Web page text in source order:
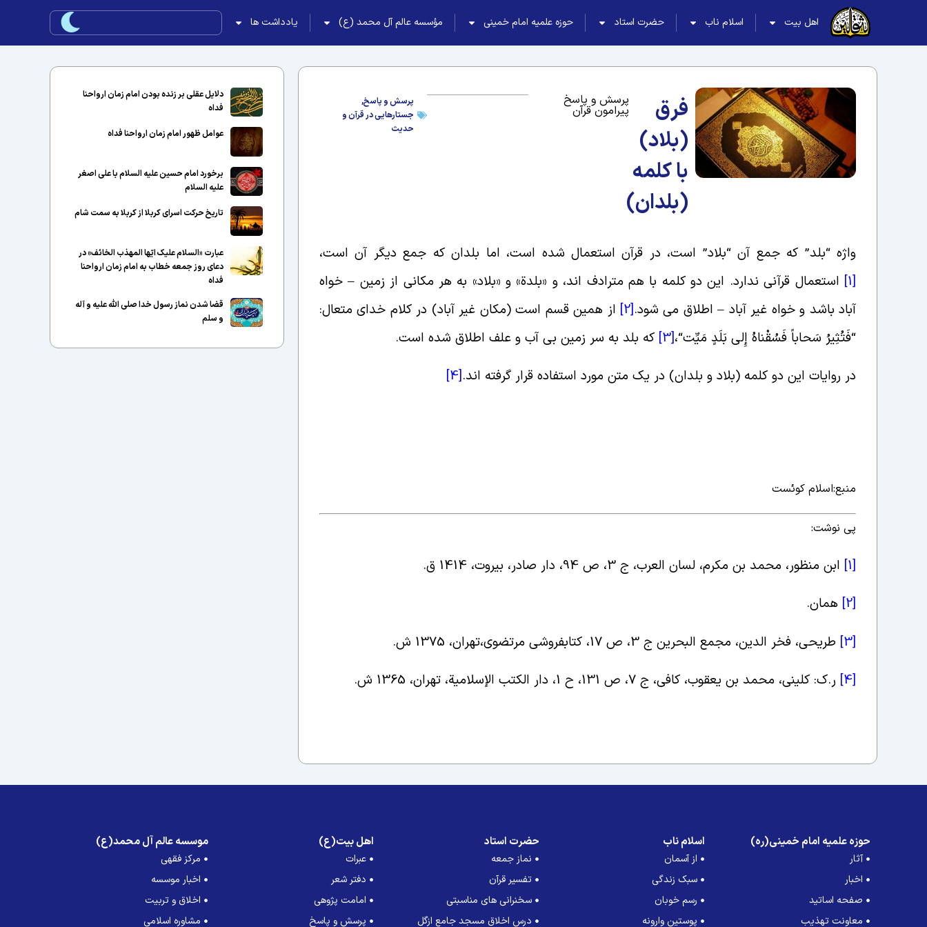
اهل بیت اسلام ناب حضرت استاد حوزه علمیه امام خمینی مؤسسه عالم آل محمد (ع) یادداشت ها
فرق
(بلاد)
با کلمه
(بلدان)
پرسش و پاسخ
پیرامون قرآن
پرسش و پاسخ,
جستارهایی در قرآن و
حدیث
واژه “بلد” که جمع آن “بلاد” است، در قرآن استعمال شده است، اما بلدان که جمع دیگر آن است،
[1]
استعمال قرآنی ندارد. این دو کلمه با هم مترادف اند، و «بلدة» و «بلاد» به هر مکانی از زمین – خواه
آباد باشد و خواه غیر آباد – اطلاق می شود.
[2]
از همین قسم است (مکان غیر آباد) در کلام خدای متعال:
“فَتُثِیرُ سَحاباً فَسُقْناهُ إِلى‏ بَلَدٍ مَیِّت‏“،[3] که بلد به سر زمین بی آب و علف اطلاق شده است.
در روایات این دو کلمه (بلاد و بلدان) در یک متن مورد استفاده قرار گرفته اند.
[4]
منبع:اسلام کوئست
پی نوشت:
[1] ابن منظور، محمد بن مکرم، لسان العرب، ج 3، ص 94، دار صادر، بیروت، 1414 ق
.
[2]
همان.
[3]
طریحى، فخر الدین، مجمع البحرین ج 3، ص 17، کتابفروشى مرتضوى،تهران، 1375 ش
.
[4]
ر.ک: کلینی، محمد بن یعقوب، کافی، ج 7، ص 131، ح 1، دار الکتب الإسلامیة، تهران، 1365 ش .
دلایل عقلی بر زنده بودن امام زمان ارواحنا
فداه
عوامل ظهور امام زمان ارواحنا فداه
برخورد امام حسین علیه السلام با علی اصغر
علیه السلام
تاریخ حرکت اسرای کربلا از کربلا به سمت شام
عبارت «السلام علیک ایّها المهذب الخائف» در
دعای روز جمعه خطاب به امام زمان ارواحنا
فداه
قضا شدن نماز رسول خدا صلی الله علیه و آله
و سلم
حوزه علمیه امام خمینی(ره)
آثار
اخبار
صفحه اساتید
معاونت تهذیب
اسلام ناب
از آسمان
سبک زندگی
رسم خوبان
پوستین وارونه
حضرت استاد
نماز جمعه
تفسیر قرآن
سخنرانی های مناسبتی
درس اخلاق مسجد جامع ازگل
اهل بیت(ع)
عبرات
دفتر شعر
امامت پژوهی
پرسش و پاسخ
موسسه عالم آل محمد(ع)
مرکز فقهی
اخبار موسسه
اخلاق و تربیت
مشاوره اسلامی